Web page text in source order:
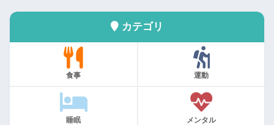
カテゴリ
食事 運動
睡眠 メンタル